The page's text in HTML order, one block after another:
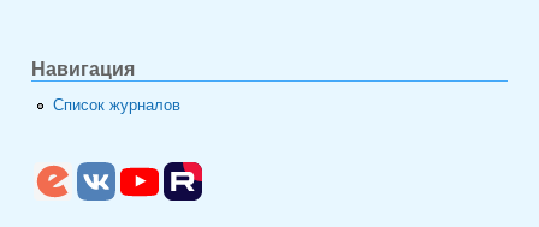
Навигация
Список журналов